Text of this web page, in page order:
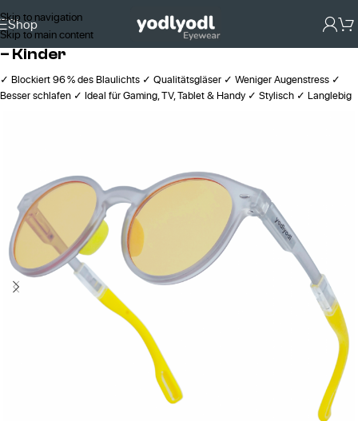
Skip to navigation
Skip to main content
Shop
96% Blaulichtfilter-Brille mit Bernsteinlinsen
– Kinder
✓ Blockiert 96 % des Blaulichts ✓ Qualitätsgläser ✓ Weniger Augenstress ✓
Besser schlafen ✓ Ideal für Gaming, TV, Tablet & Handy ✓ Stylisch ✓ Langlebig